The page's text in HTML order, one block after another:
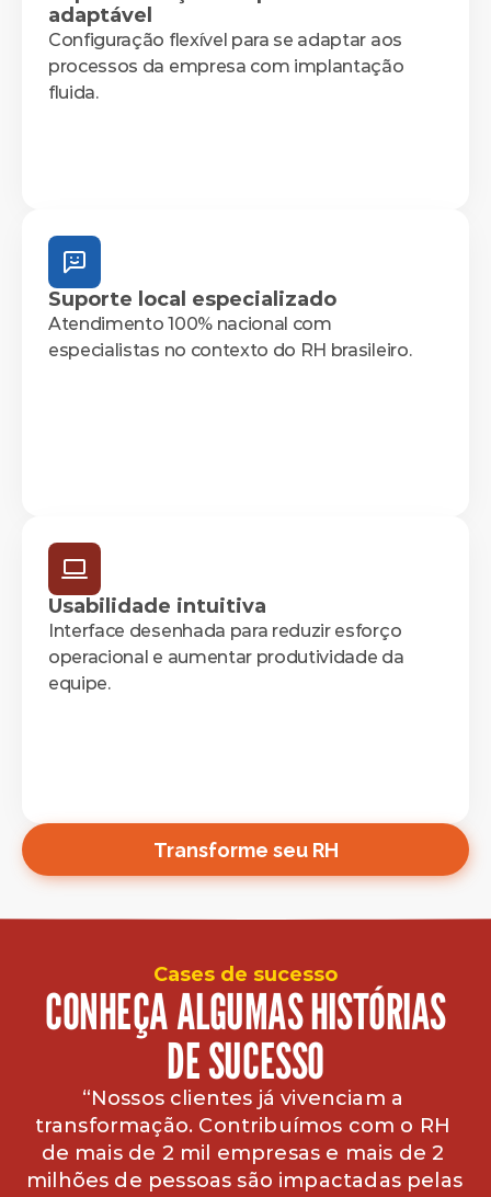
adaptável
Configuração flexível para se adaptar aos
processos da empresa com implantação
fluida.
Suporte local especializado
Atendimento 100% nacional com
especialistas no contexto do RH brasileiro.
Usabilidade intuitiva
Interface desenhada para reduzir esforço
operacional e aumentar produtividade da
equipe.
Transforme seu RH
Cases de sucesso
CONHEÇA ALGUMAS HISTÓRIAS
DE SUCESSO
“Nossos clientes já vivenciam a
transformação. Contribuímos com o RH
de mais de 2 mil empresas e mais de 2
milhões de pessoas são impactadas pelas